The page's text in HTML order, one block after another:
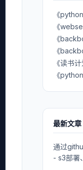
《
《
《
《
《读书计
《
最新文章
通过
- s3部署